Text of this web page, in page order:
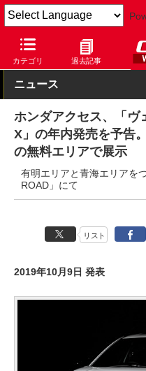
カテゴリ 過去記事
Car Watch 自動車 ホンダ
ニュース
ホンダアクセス、「
X」の年内発売を予告
の無料エリアで展示
有明エリアと青海エリアを
ROAD」にて
リスト
2019年10月9日 発表